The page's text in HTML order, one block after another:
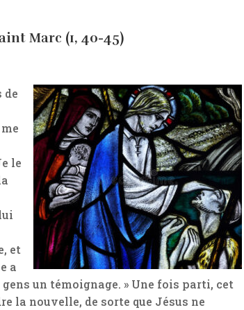
Marc (1, 40-45)
de
le
et
a
un témoignage. » Une fois parti, cet
la nouvelle, de sorte que Jésus ne